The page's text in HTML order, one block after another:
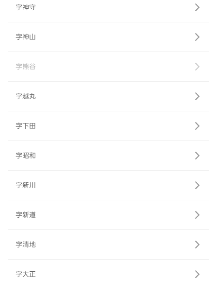
字神守
字神山
字熊谷
字越丸
字下田
字昭和
字新川
字新道
字清地
字大正